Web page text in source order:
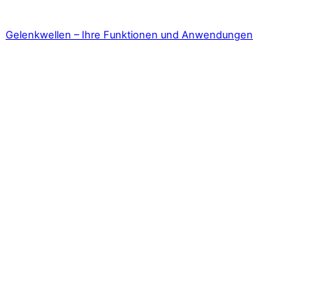
Gelenkwellen – Ihre Funktionen und Anwendungen